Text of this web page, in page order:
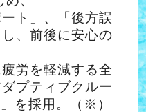
ト」、「後方誤
、前後に安心の
労を軽減する全
プティブクルー
を採用。（※）